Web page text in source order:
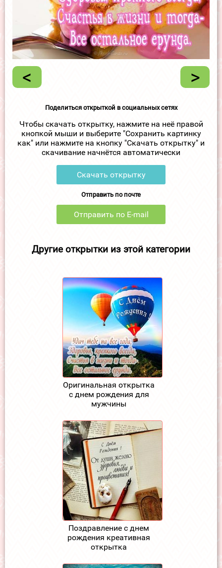
< >
Поделиться открыткой в социальных сетях
Чтобы скачать открытку, нажмите на неё правой
кнопкой мыши и выберите "Сохранить картинку
как" или нажмите на кнопку "Скачать открытку" и
скачивание начнётся автоматически
Скачать открытку
Отправить по почте
Отправить по E-mail
Другие открытки из этой категории
Оригинальная открытка
с днем рождения для
мужчины
Поздравление с днем
рождения креативная
открытка